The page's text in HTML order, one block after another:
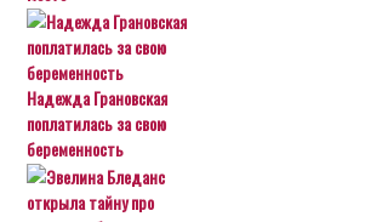
Надежда Грановская
поплатилась за свою
беременность